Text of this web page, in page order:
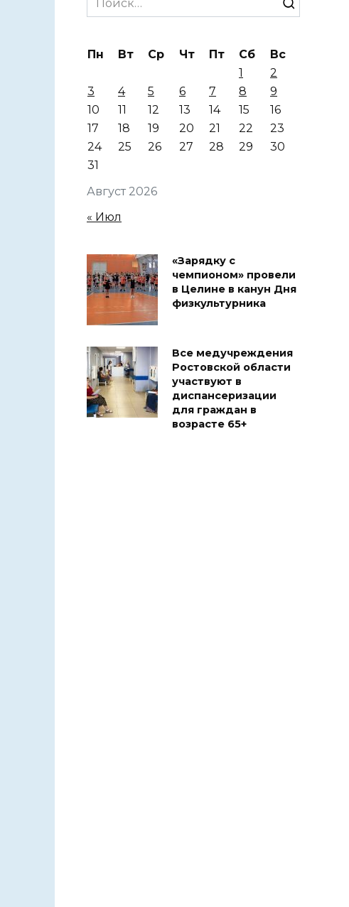
for:
Август 2026
Пн Вт Ср Чт Пт Сб
Вс
1
2
3
4 5 6 7 8
9
10
11 12 13 14 15
16
17
18 19 20 21 22
23
24
25 26 27 28 29
30
31
« Июл
«Зарядку с
чемпионом» провели
в Целине в канун Дня
физкультурника
Все медучреждения
Ростовской области
участвуют в
диспансеризации
для граждан в
возрасте 65+